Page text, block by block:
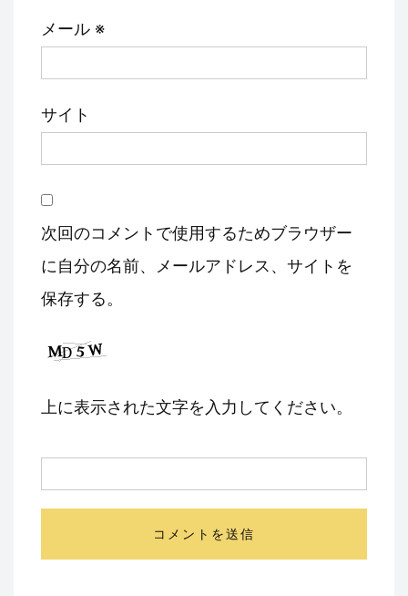
メール ※
サイト
次回のコメントで使用するためブラウザー
に自分の名前、メールアドレス、サイトを
保存する。
上に表示された文字を入力してください。